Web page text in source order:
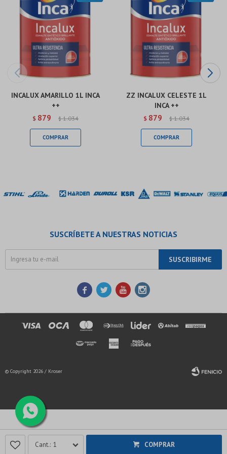
1 COMPRAR
INCALUX AMARILLO 1L INCA
++
$ 879 $ 1.034
ZZ INCALUX CELESTE 1L
INCA ++
$ 879 $ 1.034
SUSCRÍBETE A NUESTRAS NOTICIAS
SUSCRIBIRME
   
© Copyright 2026 / Kroser